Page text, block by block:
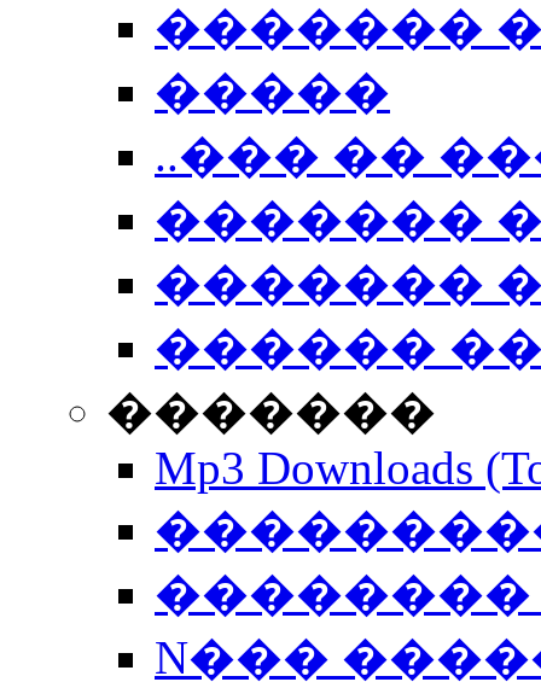
�������
�����
..��� ��
�������
�������
������
�������
Mp3 Downloads
��������
N���